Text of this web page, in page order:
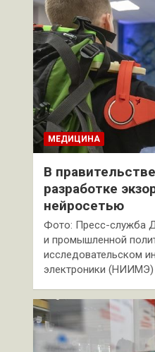
МЕДИЦИНА
В
разработке
нейросетью
Фото: Пресс-служба
и промышленной
исследовательском
электроники (НИИМЭ)